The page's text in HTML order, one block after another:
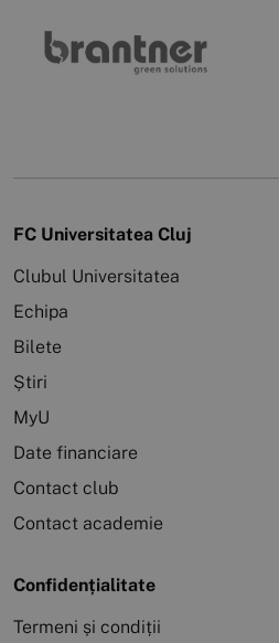
FC Universitatea Cluj
Clubul Universitatea
Echipa
Bilete
Știri
MyU
Date financiare
Contact club
Contact academie
Confidențialitate
Termeni și condiții